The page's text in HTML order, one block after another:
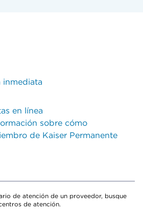
en línea
sobre cómo
de Kaiser Permanente
de atención de un proveedor, busque
de atención.